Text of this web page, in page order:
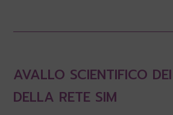
AVALLO SCIENTIFICO
DELLA RETE SIM